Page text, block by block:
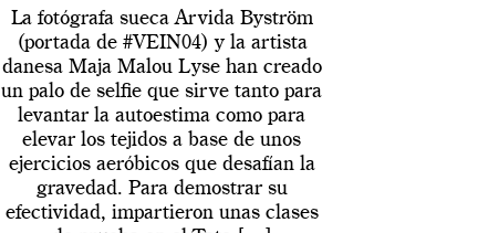
La fotógrafa sueca Arvida Byström
(portada de #VEIN04) y la artista
danesa Maja Malou Lyse han creado
un palo de selfie que sirve tanto para
levantar la autoestima como para
elevar los tejidos a base de unos
ejercicios aeróbicos que desafían la
gravedad. Para demostrar su
efectividad, impartieron unas clases